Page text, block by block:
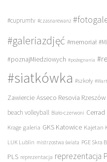
#cuprumtv #czasnarewanż
#galeriazdjęć #memoriał
#poznajMiedziowych #pożegnania
#siatkówka #szkoły
Zawiercie Asseco Resovia Rzeszów
beach volleyball Biało-czerwoni Cerrad
Krage galeria GKS Katowice Kajetan
LUK Lublin mistrzostwa świata PGE Skra
PLS reprezentacja reprezentacja